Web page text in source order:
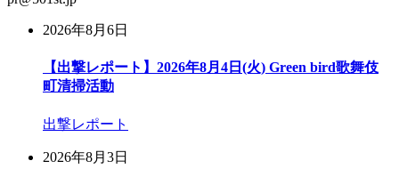
2026年8月6日
【出撃レポート】2026年8月4日(火) Green bird歌舞伎
町清掃活動
出撃レポート
2026年8月3日